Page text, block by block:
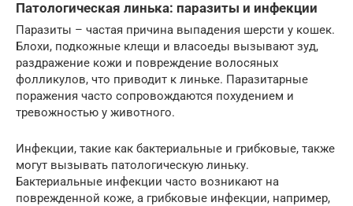
Патологическая линька: паразиты и инфекции
Паразиты – частая причина выпадения шерсти у кошек.
Блохи, подкожные клещи и власоеды вызывают зуд,
раздражение кожи и повреждение волосяных
фолликулов, что приводит к линьке. Паразитарные
поражения часто сопровождаются похудением и
тревожностью у животного.
Инфекции, такие как бактериальные и грибковые, также
могут вызывать патологическую линьку.
Бактериальные инфекции часто возникают на
поврежденной коже, а грибковые инфекции, например,